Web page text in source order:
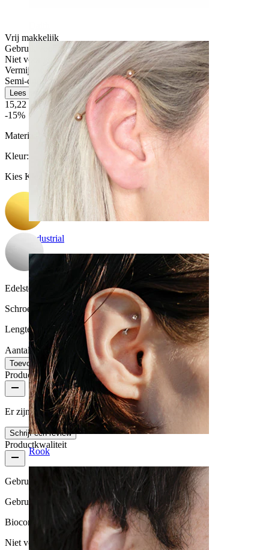
Industrial
Rook
Vrij makkelijk
Gebruik voor af en toe
Niet voor gevoelige huid
Vermijd water
Semi-duurzaam
Lees meer
15,22 €17,90 €
-15%
Materiaal:
Chirurgisch staal / Messing
Kleur:
Kies Kleur
Edelsteen kleur:
Transparant
Schroefdraad dikte:
1,6 mm
Lengte:
14 mm
Aantal: 1
Wijzigen
Toevoegen aan winkelwagen
Productbeoordelingen
Er zijn nog geen reviews voor dit product
Schrijf een review
Productkwaliteit
Gebruikshoeveelheid
Gebruik voor af en toe
Biocompatibiliteit
Niet voor gevoelige huid